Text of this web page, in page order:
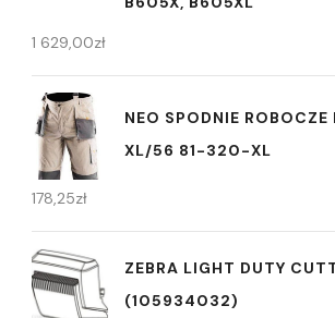
1 629,00zł
NEO SPODNIE ROBOCZE
XL/56 81-320-XL
178,25zł
ZEBRA LIGHT DUTY
(105934032)